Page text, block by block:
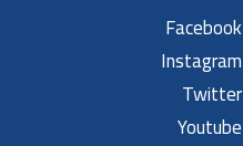
Facebook
Instagram
Twitter
Youtube